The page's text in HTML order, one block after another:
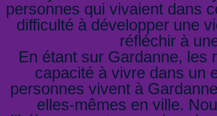
personnes qui vivaient dans
difficulté à développer une
réfléchir à
En étant sur Gardanne, les
capacité à vivre dans un
personnes vivent à
elles-mêmes en ville.